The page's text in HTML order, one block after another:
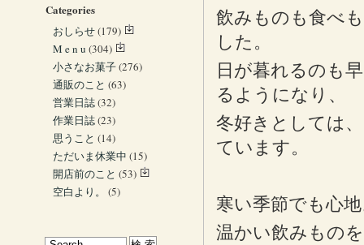
飲みものも食べ
した。
日が暮れるのも
るようになり、
冬好きとしては
ています。
寒い季節でも心
温かい飲みもの
Categories
おしらせ(179)
M e n u (304)
小さなお菓子(276)
通販のこと (63)
営業日誌(32)
作業日誌(23)
思うこと (14)
ただいま休業中 (15)
開店前のこと (53)
空白より。
(5)